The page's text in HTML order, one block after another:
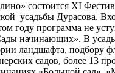
состоится XI
усадьбы Дурасова.
году программа не
начинающих». В
ландшафта,
садов, более